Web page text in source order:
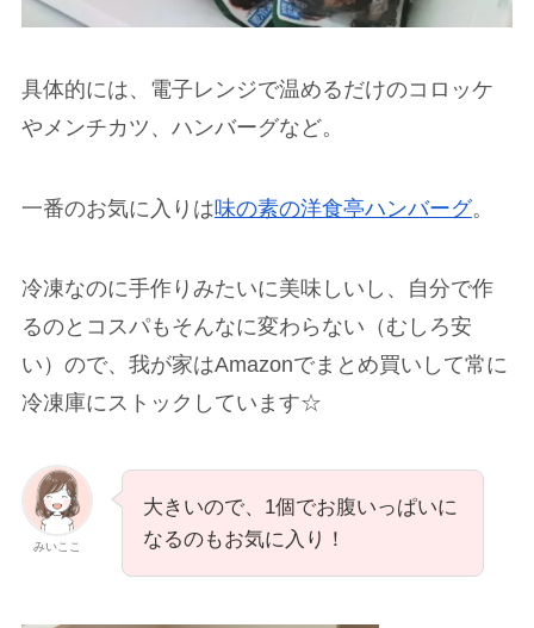
具体的には、電子レンジで温めるだけのコロッケ
やメンチカツ、ハンバーグなど。
一番のお気に入りは味の素の洋食亭ハンバーグ。
冷凍なのに手作りみたいに美味しいし、自分で作
るのとコスパもそんなに変わらない（むしろ安
い）ので、我が家はAmazonでまとめ買いして常に
冷凍庫にストックしています☆
みいここ
大きいので、1個でお腹いっぱいに
なるのもお気に入り！